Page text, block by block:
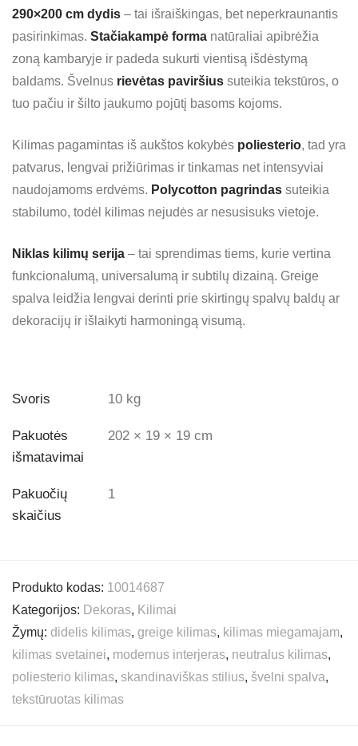
290×200 cm dydis – tai išraiškingas, bet neperkraunantis
pasirinkimas. Stačiakampė forma natūraliai apibrėžia
zoną kambaryje ir padeda sukurti vientisą išdėstymą
baldams. Švelnus rievėtas paviršius suteikia tekstūros, o
tuo pačiu ir šilto jaukumo pojūtį basoms kojoms.
Kilimas pagamintas iš aukštos kokybės poliesterio, tad yra
patvarus, lengvai prižiūrimas ir tinkamas net intensyviai
naudojamoms erdvėms. Polycotton pagrindas suteikia
stabilumo, todėl kilimas nejudės ar nesusisuks vietoje.
Niklas kilimų serija – tai sprendimas tiems, kurie vertina
funkcionalumą, universalumą ir subtilų dizainą. Greige
spalva leidžia lengvai derinti prie skirtingų spalvų baldų ar
dekoracijų ir išlaikyti harmoningą visumą.
Svoris 10 kg
Pakuotės
išmatavimai
202 × 19 × 19 cm
Pakuočių
skaičius
1
Produkto kodas: 10014687
Kategorijos: Dekoras, Kilimai
Žymų: didelis kilimas, greige kilimas, kilimas miegamajam,
kilimas svetainei, modernus interjeras, neutralus kilimas,
poliesterio kilimas, skandinaviškas stilius, švelni spalva,
tekstūruotas kilimas